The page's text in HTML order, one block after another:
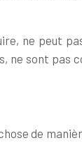
ne peut
ne sont pas
de